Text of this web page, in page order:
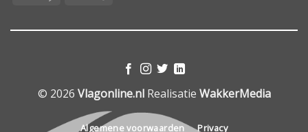
© 2026 Vlagonline.nlRealisatie WakkerMedia
Algemene voorwaarden Privacy